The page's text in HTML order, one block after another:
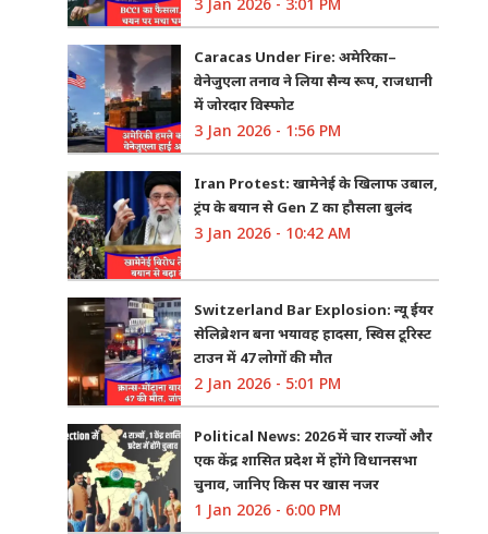
Caracas Under Fire: अमेरिका–
वेनेजुएला तनाव ने लिया सैन्य रूप, राजधानी
में जोरदार विस्फोट
3 Jan 2026 - 1:56 PM
Iran Protest: खामेनेई के खिलाफ उबाल,
ट्रंप के बयान से Gen Z का हौसला बुलंद
3 Jan 2026 - 10:42 AM
Switzerland Bar Explosion: न्यू ईयर
सेलिब्रेशन बना भयावह हादसा, स्विस टूरिस्ट
टाउन में 47 लोगों की मौत
2 Jan 2026 - 5:01 PM
Political News: 2026 में चार राज्यों और
एक केंद्र शासित प्रदेश में होंगे विधानसभा
चुनाव, जानिए किस पर खास नजर
1 Jan 2026 - 6:00 PM